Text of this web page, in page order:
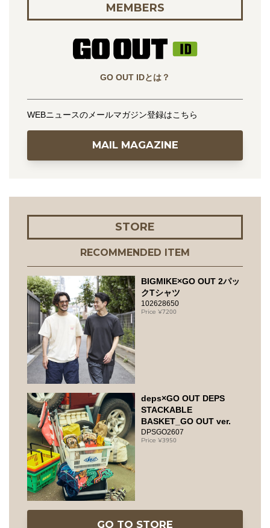
MEMBERS
GO OUT IDとは？
WEBニュースのメールマガジン登録はこちら
MAIL MAGAZINE
STORE
RECOMMENDED ITEM
BIGMIKE×GO OUT 2パッ
クTシャツ
102628650
7200
deps×GO OUT DEPS
STACKABLE
BASKET_GO OUT ver.
DPSGO2607
3950
GO TO STORE